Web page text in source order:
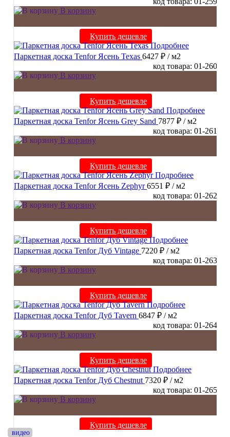
видео
видео
видео
видео
В корзину
Купить дешевле
Подробнее
видео
Паркетная доска Tenfor Ясень Texas 6427 ₽ / м2
код товара: 01-260
В корзину
Купить дешевле
Подробнее
видео
Паркетная доска Tenfor Ясень Grey Sand 7877 ₽ / м2
код товара: 01-261
В корзину
Купить дешевле
Подробнее
видео
Паркетная доска Tenfor Ясень Zephyr 6551 ₽ / м2
код товара: 01-262
В корзину
Купить дешевле
Подробнее
видео
Паркетная доска Tenfor Дуб Vintage 7220 ₽ / м2
код товара: 01-263
В корзину
Купить дешевле
Подробнее
видео
Паркетная доска Tenfor Дуб Tavern 6847 ₽ / м2
код товара: 01-264
В корзину
Купить дешевле
Подробнее
видео
Паркетная доска Tenfor Дуб Chestnut 7320 ₽ / м2
код товара: 01-265
В корзину
Купить дешевле